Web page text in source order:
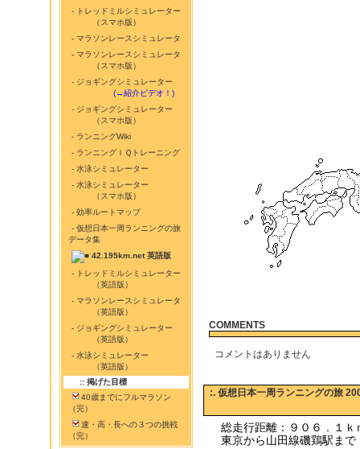
- トレッドミルシミュレーター
（スマホ版）
- マラソンレースシミュレータ
- マラソンレースシミュレータ
（スマホ版）
- ジョギングシミュレーター
(→紹介ビデオ！)
- ジョギングシミュレーター
（スマホ版）
- ランニングWiki
- ランニングＩＱトレーニング
- 水泳シミュレーター
- 水泳シミュレーター
（スマホ版）
- 効率ルートマップ
- 仮想日本一周ランニングの旅
データ集
42.195km.net 英語版
- トレッドミルシミュレーター
（英語版）
- マラソンレースシミュレータ
（英語版）
- ジョギングシミュレーター
（英語版）
- 水泳シミュレーター
（英語版）
:: 掲げた目標
40歳までにフルマラソン
（完）
速・高・長への３つの挑戦
（完）
COMMENTS
コメントはありません
:. 仮想日本一周ランニングの旅
総走行距離：９０６．１ｋ
東京から山田線磯鶏駅まで